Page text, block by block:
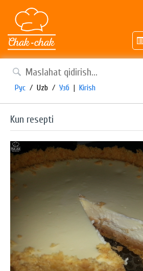
Рус / Uzb / Узб | Kirish
Kun resepti